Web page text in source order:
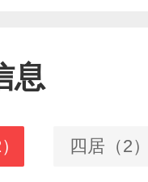
息
四居（2）